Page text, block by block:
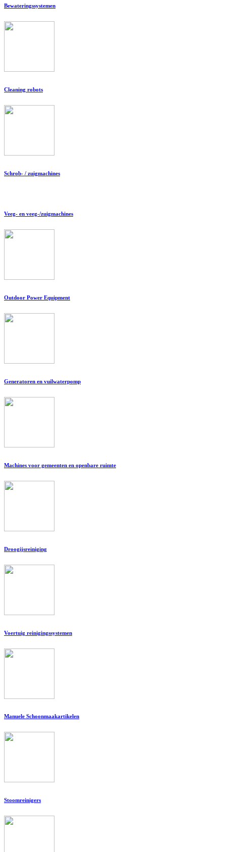
Bewateringssystemen
Cleaning robots
Schrob- / zuigmachines
Veeg- en veeg-/zuigmachines
Outdoor Power Equipment
Generatoren en vuilwaterpomp
Machines voor gemeenten en openbare ruimte
Droogijsreiniging
Voertuig reinigingssystemen
Manuele Schoonmaakartikelen
Stoomreinigers